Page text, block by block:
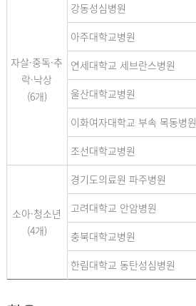
자살·중독·추
락·낙상
(6개)
강동성심병원
아주대학교병원
연세대학교 세브란스병원
울산대학교병원
이화여자대학교 부속 목동병원
조선대학교병원
소아·청소년
(4개)
경기도의료원 파주병원
고려대학교 안암병원
충북대학교병원
한림대학교 동탄성심병원